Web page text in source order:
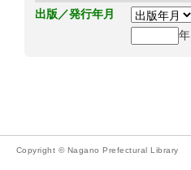
出版／発行年月
年
Copyright © Nagano Prefectural Library